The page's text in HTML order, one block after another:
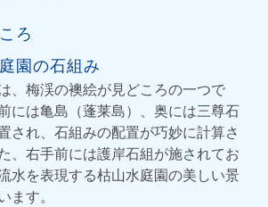
ろ
園の石組み
、梅渓の襖絵が見どころの一つで
には亀島（蓬莱島）、奥には三尊石
され、石組みの配置が巧妙に計算さ
、右手前には護岸石組が施されてお
水を表現する枯山水庭園の美しい景
ます。